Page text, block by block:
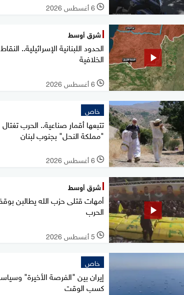
l 6 أغسطس 2026
شرق أوسط
الحدود اللبنانية الإسرائيلية.. النقاط
الخلافية
l 6 أغسطس 2026
خاص
تتبعها أقمار صناعية.. الحرب تغتال
"مملكة النحل" بجنوب لبنان
l 6 أغسطس 2026
شرق أوسط
أمهات قتلى حزب الله يطالبن
الحرب
l 5 أغسطس 2026
خاص
إيران بين "الفرصة الأخيرة"
كسب الوقت